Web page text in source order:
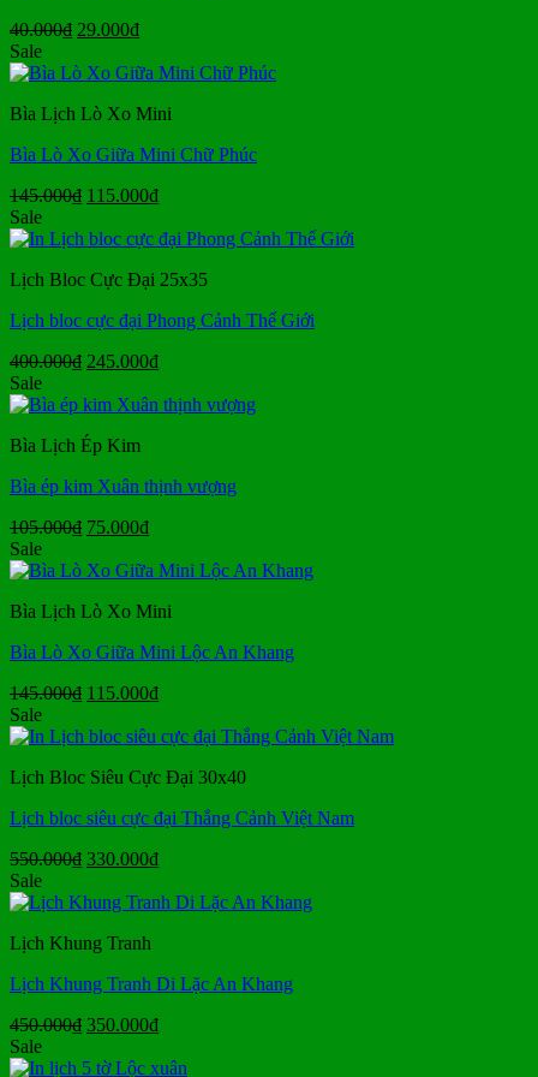
40.000₫ Giá
là:
29.000₫Giá
tại
29.000₫.
Sale
Bìa Lịch Lò Xo Mini
Bìa Lò Xo Giữa Mini Chữ Phúc
145.000₫ Giá
là:
115.000₫Giá
tại
115.000₫.
Sale
Lịch Bloc Cực Đại 25x35
Lịch bloc cực đại Phong Cảnh Thế Giới
400.000₫ Giá
là:
245.000₫Giá
tại
Sale
Bìa Lịch Ép Kim
Bìa ép kim Xuân thịnh vượng
105.000₫ Giá
là:
75.000₫Giá
tại
75.000₫.
Sale
Bìa Lịch Lò Xo Mini
Bìa Lò Xo Giữa Mini Lộc An Khang
145.000₫ Giá
là:
115.000₫Giá
tại
115.000₫.
Sale
Lịch Bloc Siêu Cực Đại 30x40
Lịch bloc siêu cực đại Thắng Cảnh Việt Nam
550.000₫ Giá
là:
330.000₫Giá
tại
Sale
Lịch Khung Tranh
Lịch Khung Tranh Di Lặc An Khang
450.000₫ Giá
là:
350.000₫Giá
tại
Sale